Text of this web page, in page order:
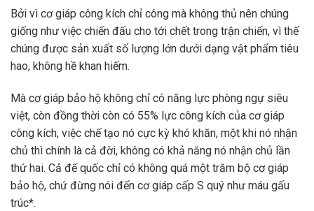
Bởi vì cơ giáp công kích chỉ công mà không thủ nên chúng
giống như việc chiến đấu cho tới chết trong trận chiến, vì thế
chúng được sản xuất số lượng lớn dưới dạng vật phẩm tiêu
hao, không hề khan hiếm.
Mà cơ giáp bảo hộ không chỉ có năng lực phòng ngự siêu
việt, còn đồng thời còn có 55% lực công kích của cơ giáp
công kích, việc chế tạo nó cực kỳ khó khăn, một khi nó nhận
chủ thì chính là cả đời, không có khả năng nó nhận chủ lần
thứ hai. Cả đế quốc chỉ có không quá một trăm bộ cơ giáp
bảo hộ, chứ đừng nói đến cơ giáp cấp S quý như máu gấu
trúc*.